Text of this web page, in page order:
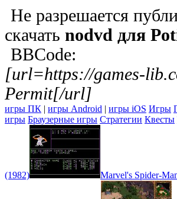
Не разрешается
скачать nodvd для
BBCode:
[url=https://games-
Permit[/url]
игры ПК | игры Android | игры iOS Игры
игры Браузерные игры Стратегии Квесты
(1982) Marvel's Spider-